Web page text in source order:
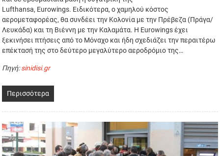
Lufthansa, Eurowings. Ειδικότερα, ο χαμηλού κόστος
αερομεταφορέας, θα συνδέει την Κολονία με την Πρέβεζα (Πράγα/
Λευκάδα) και τη Βιέννη με την Καλαμάτα. Η Eurowings έχει
ξεκινήσει πτήσεις από το Μόναχο και ήδη σχεδιάζει την περαιτέρω
επέκτασή της στο δεύτερο μεγαλύτερο αεροδρόμιο της…
Πηγή:sinidisi.gr
Περισσότερα